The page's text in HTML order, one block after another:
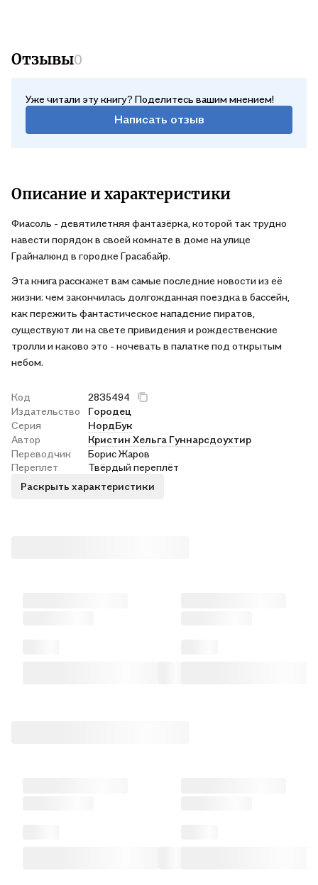
Отзывы0
Уже читали эту книгу? Поделитесь вашим мнением!
Написать отзыв
Описание и характеристики
Фиасоль - девятилетняя фантазёрка, которой так трудно
навести порядок в своей комнате в доме на улице
Грайналюнд в городке Грасабайр.
Эта книга расскажет вам самые последние новости из её
жизни: чем закончилась долгожданная поездка в бассейн,
как пережить фантастическое нападение пиратов,
существуют ли на свете привидения и рождественские
тролли и каково это - ночевать в палатке под открытым
небом.
Код
2835494
Издательство
Городец
Серия
НордБук
Автор
Кристин Хельга Гуннарсдоухтир
Переводчик
Борис Жаров
Переплет
Твёрдый переплёт
Раскрыть характеристики